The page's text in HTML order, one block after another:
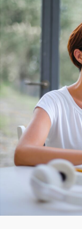
0
μέρα αυτισμού
ζωής